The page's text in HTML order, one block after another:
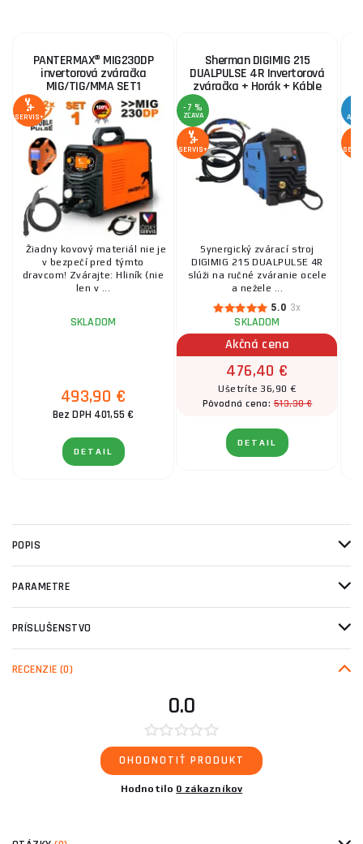
PANTERMAX® MIG230DP
invertorová zváračka
MIG/TIG/MMA SET1
SERVIS+
Žiadny kovový materiál nie je
v bezpečí pred týmto
dravcom! Zvárajte: Hliník (nie
len v ...
SKLADOM
493,90 €
Bez DPH 401,55 €
DETAIL
Sherman DIGIMIG 215
DUALPULSE 4R Invertorová
zváračka + Horák + Káble
-7 %
ZĽAVA
SERVIS+
Synergický zvárací stroj
DIGIMIG 215 DUALPULSE 4R
slúži na ručné zváranie ocele
a nežele ...
5.0 3x
SKLADOM
Akčná cena
476,40 €
Ušetríte 36,90 €
Pôvodná cena:513,30 €
DETAIL
POPIS
PARAMETRE
PRÍSLUŠENSTVO
RECENZIE (0)
0.0
OHODNOTIŤ PRODUKT
Hodnotilo 0 zákazníkov